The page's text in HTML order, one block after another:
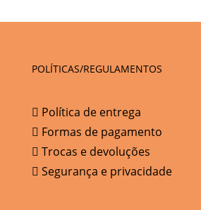
POLÍTICAS/REGULAMENTOS
Política de entrega
Formas de pagamento
Trocas e devoluções
Segurança e privacidade